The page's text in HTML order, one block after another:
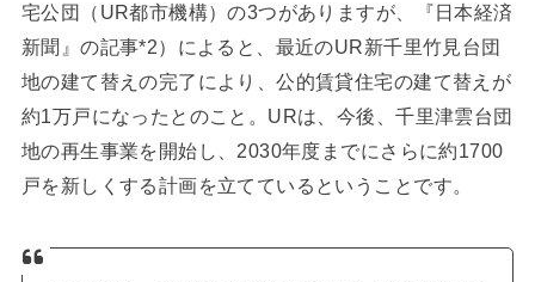
宅公団（UR都市機構）の3つがありますが、『日本経済
新聞』の記事*2）によると、最近のUR新千里竹見台団
地の建て替えの完了により、公的賃貸住宅の建て替えが
約1万戸になったとのこと。URは、今後、千里津雲台団
地の再生事業を開始し、2030年度までにさらに約1700
戸を新しくする計画を立てているということです。